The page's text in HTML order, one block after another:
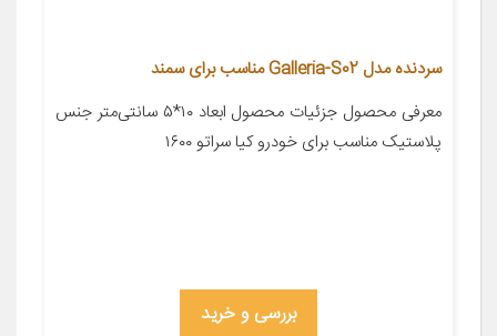
سردنده مدل Galleria-S02 مناسب برای سمند
معرفی محصول جزئیات محصول ابعاد ۱۰*۵ سانتی‌متر جنس
پلاستیک مناسب برای خودرو کیا سراتو ۱۶۰۰
بررسی و خرید